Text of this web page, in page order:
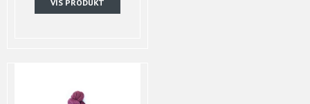
VIS PRODUKT